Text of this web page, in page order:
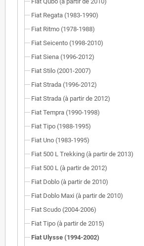
Fiat Regata (1983-1990)
Fiat Ritmo (1978-1988)
Fiat Seicento (1998-2010)
Fiat Siena (1996-2012)
Fiat Stilo (2001-2007)
Fiat Strada (1996-2012)
Fiat Strada (à partir de 2012)
Fiat Tempra (1990-1998)
Fiat Tipo (1988-1995)
Fiat Uno (1983-1995)
Fiat 500 L Trekking (à partir de 2013)
Fiat 500 L (à partir de 2012)
Fiat Doblo (à partir de 2010)
Fiat Doblo Maxi (à partir de 2010)
Fiat Scudo (2004-2006)
Fiat Tipo (à partir de 2015)
Fiat Ulysse (1994-2002)